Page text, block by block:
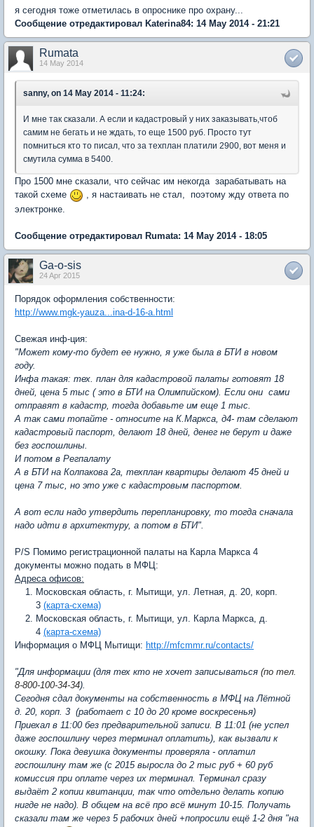
я сегодня тоже отметилась в опроснике про охрану...
Сообщение отредактировал Katerina84: 14 May 2014 - 21:21
Rumata
14 May 2014
sanny, on 14 May 2014 - 11:24:
И мне так сказали. А если и кадастровый у них заказывать,чтоб
самим не бегать и не ждать, то еще 1500 руб. Просто тут
помниться кто то писал, что за техплан платили 2900, вот меня и
смутила сумма в 5400.
Про 1500 мне сказали, что сейчас им некогда зарабатывать на
такой схеме
, я настаивать не стал, поэтому жду ответа по
электронке.
Сообщение отредактировал Rumata: 14 May 2014 - 18:05
Ga-o-sis
24 Apr 2015
Порядок оформления собственности:
http://www.mgk-yauza...ina-d-16-a.html
Свежая инф-ция:
"Может кому-то будет ее нужно, я уже была в БТИ в новом
году.
Инфа такая: тех. план для кадастровой палаты готовят 18
дней, цена 5 тыс ( это в БТИ на Олимпийском). Если они сами
отправят в кадастр, тогда добавьте им еще 1 тыс.
А так сами топайте - относите на К.Маркса, д4- там сделают
кадастровый паспорт, делают 18 дней, денег не берут и даже
без госпошлины.
И потом в Регпалату
А в БТИ на Колпакова 2а, техплан квартиры делают 45 дней и
цена 7 тыс, но это уже с кадастровым паспортом.
А вот если надо утвердить перепланировку, то тогда сначала
надо идти в архитектуру, а потом в БТИ".
P/S Помимо регистрационной палаты на Карла Маркса 4
документы можно подать в МФЦ:
Адреса офисов:
Московская область, г. Мытищи, ул. Летная, д. 20, корп.
3 (карта-схема)
Московская область, г. Мытищи, ул. Карла Маркса, д.
4 (карта-схема)
Информация о МФЦ Мытищи: http://mfcmmr.ru/contacts/
"Для информации (для тех кто не хочет записываться (по тел.
8-800-100-34-34).
Сегодня сдал документы на собственность в МФЦ на Лётной
д. 20, корп. 3 (работает с 10 до 20 кроме воскресенья)
Приехал в 11:00 без предварительной записи. В 11:01 (не успел
даже госпошлину через терминал оплатить), как вызвали к
окошку. Пока девушка документы проверяла - оплатил
госпошлину там же (с 2015 выросла до 2 тыс руб + 60 руб
комиссия при оплате через их терминал. Терминал сразу
выдаёт 2 копии квитанции, так что отдельно делать копию
нигде не надо). В общем на всё про всё минут 10-15. Получать
сказали там же через 5 рабочих дней +попросили ещё 1-2 дня "на